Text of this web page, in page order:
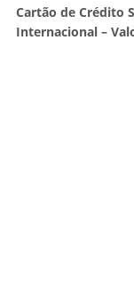
Cartão de Crédito
Internacional –